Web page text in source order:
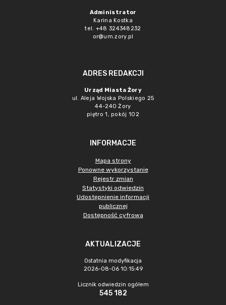
Administrator
Karina Kostka
tel. +48 324348232
or@um.zory.pl
ADRES REDAKCJI
Urząd Miasta Żory
ul. Aleja Wojska Polskiego 25
44-240 Żory
piętro 1, pokój 102
INFORMACJE
Mapa strony
Ponowne wykorzystanie
Rejestr zmian
Statystyki odwiedzin
Udostępnienie informacji
publicznej
Dostępność cyfrowa
AKTUALIZACJE
Ostatnia modyfikacja
2026-08-06 10:15:49
Licznik odwiedzin ogółem
545 182